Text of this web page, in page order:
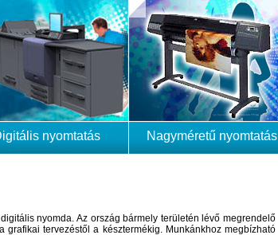
nyomtatás Nagyméretű nyomtatás
nyomda. Az ország bármely területén lévő megrendelő
grafikai tervezéstől a késztermékig. Munkánkhoz megbízható